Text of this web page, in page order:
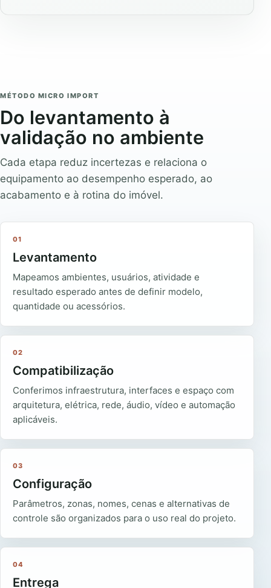
MÉTODO MICRO IMPORT
Do levantamento à
validação no ambiente
Cada etapa reduz incertezas e relaciona o
equipamento ao desempenho esperado, ao
acabamento e à rotina do imóvel.
01
Levantamento
Mapeamos ambientes, usuários, atividade e
resultado esperado antes de definir modelo,
quantidade ou acessórios.
02
Compatibilização
Conferimos infraestrutura, interfaces e espaço com
arquitetura, elétrica, rede, áudio, vídeo e automação
aplicáveis.
03
Configuração
Parâmetros, zonas, nomes, cenas e alternativas de
controle são organizados para o uso real do projeto.
04
Entrega